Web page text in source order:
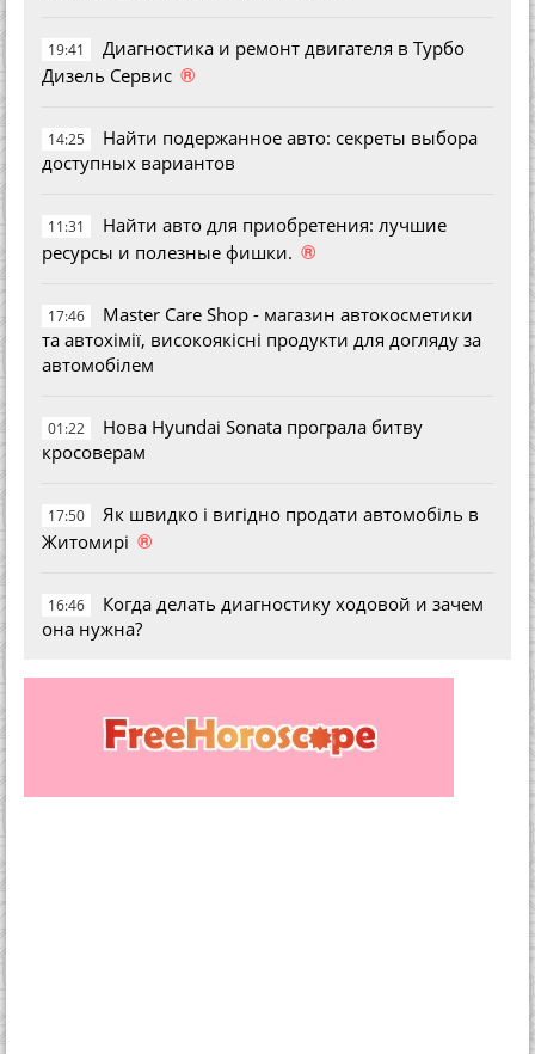
19:41
Диагностика и ремонт двигателя в Турбо
Дизель Сервис ®
14:25
Найти подержанное авто: секреты выбора
доступных вариантов
11:31
Найти авто для приобретения: лучшие
ресурсы и полезные фишки. ®
17:46
Master Care Shop - магазин автокосметики
та автохімії, високоякісні продукти для догляду за
автомобілем
01:22
Нова Hyundai Sonata програла битву
кросоверам
17:50
Як швидко і вигідно продати автомобіль в
Житомирі ®
16:46
Когда делать диагностику ходовой и зачем
она нужна?